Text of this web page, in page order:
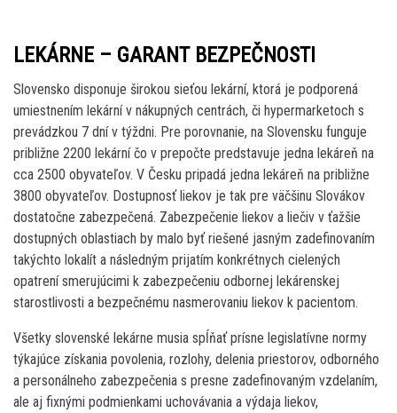
LEKÁRNE – GARANT BEZPEČNOSTI
Slovensko disponuje širokou sieťou lekární, ktorá je podporená
umiestnením lekární v nákupných centrách, či hypermarketoch s
prevádzkou 7 dní v týždni. Pre porovnanie, na Slovensku funguje
približne 2200 lekární čo v prepočte predstavuje jedna lekáreň na
cca 2500 obyvateľov. V Česku pripadá jedna lekáreň na približne
3800 obyvateľov. Dostupnosť liekov je tak pre väčšinu Slovákov
dostatočne zabezpečená. Zabezpečenie liekov a liečiv v ťažšie
dostupných oblastiach by malo byť riešené jasným zadefinovaním
takýchto lokalít a následným prijatím konkrétnych cielených
opatrení smerujúcimi k zabezpečeniu odbornej lekárenskej
starostlivosti a bezpečnému nasmerovaniu liekov k pacientom.
Všetky slovenské lekárne musia spĺňať prísne legislatívne normy
týkajúce získania povolenia, rozlohy, delenia priestorov, odborného
a personálneho zabezpečenia s presne zadefinovaným vzdelaním,
ale aj fixnými podmienkami uchovávania a výdaja liekov,